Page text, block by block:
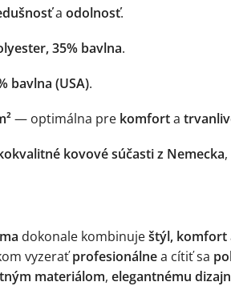
a odolnosť.
35% bavlna.
bavlna (USA).
— optimálna pre komforta
kovové súčasti z Nemecka
dokonale kombinuještýl, komfort
vyzeraťprofesionálnea cítiť sa
materiálom, elegantnému